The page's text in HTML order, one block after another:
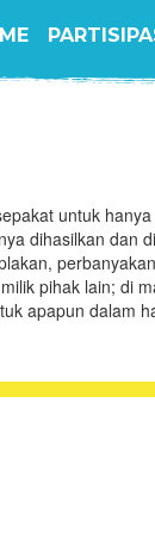
untuk
dihasilkan dan
pihak lain; di
apapun dalam